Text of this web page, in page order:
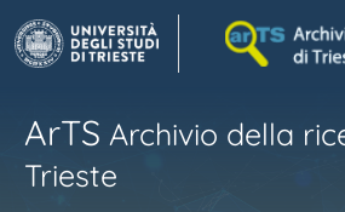
ArTS Archivio della
Trieste